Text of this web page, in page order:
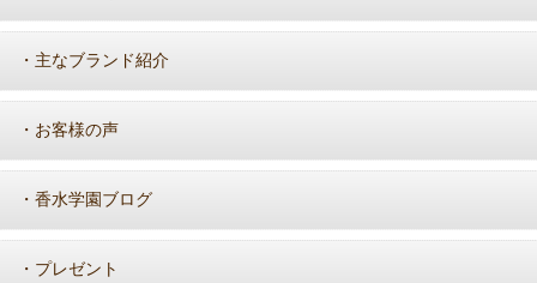
・ 主なブランド紹介
・ お客様の声
・ 香水学園ブログ
・ プレゼント